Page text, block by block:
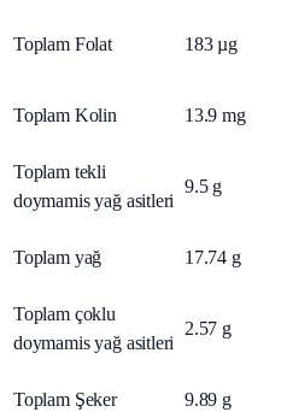
Toplam Folat 183 µg
Toplam Kolin 13.9 mg
Toplam tekli
doymamis yağ asitleri
9.5 g
Toplam yağ 17.74 g
Toplam çoklu
doymamis yağ asitleri
2.57 g
Toplam Şeker 9.89 g